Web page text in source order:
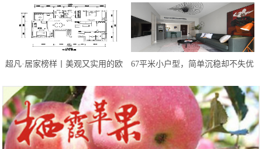
闪着光，这才是我心目中的家 物，不超百元
超凡·居家榜样丨美观又实用的欧
67平米小户型，简单沉稳却不失优